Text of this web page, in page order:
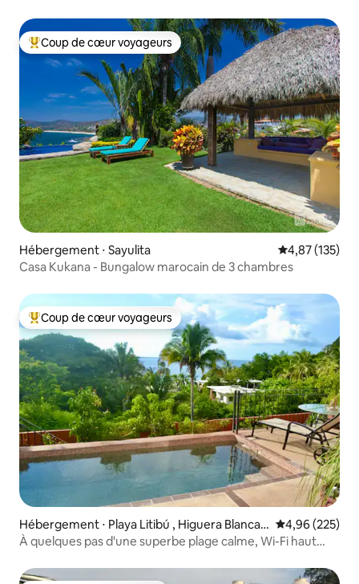
Coups de cœur voyageurs les plus appréciés
Coup de cœur voyageurs
Hébergement ⋅ Sayulita Évaluation
4,87 (135)
Casa Kukana - Bungalow marocain de 3 chambres
Coups de cœur voyageurs les plus appréciés
Coup de cœur voyageurs
Hébergement ⋅ Playa Litibú , Higuera Blanca,
Punta Mita
Évaluation
4,96 (225)
À quelques pas d'une superbe plage calme, Wi-Fi haut